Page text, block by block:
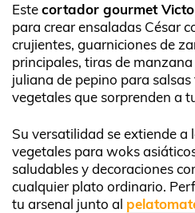
Estecortador gourmet
para crear ensaladas César
crujientes, guarniciones de
principales, tiras de
juliana de pepino para
vegetales que sorprenden a
Su versatilidad se extiende a
vegetales para woks
saludables y decoraciones
cualquier plato ordinario.
tu arsenal junto al